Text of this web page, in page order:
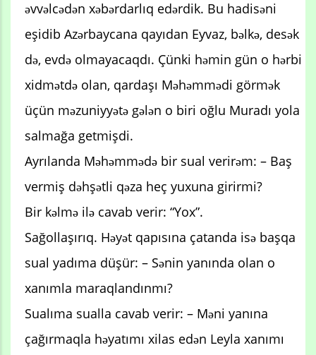
əvvəlcədən xəbərdarlıq edərdik. Bu hadisəni
eşidib Azərbaycana qayıdan Eyvaz, bəlkə, desək
də, evdə olmayacaqdı. Çünki həmin gün o hərbi
xidmətdə olan, qardaşı Məhəmmədi görmək
üçün məzuniyyətə gələn o biri oğlu Muradı yola
salmağa getmişdi.
Ayrılanda Məhəmmədə bir sual verirəm: – Baş
vermiş dəhşətli qəza heç yuxuna girirmi?
Bir kəlmə ilə cavab verir: “Yox”.
Sağollaşırıq. Həyət qapısına çatanda isə başqa
sual yadıma düşür: – Sənin yanında olan o
xanımla maraqlandınmı?
Sualıma sualla cavab verir: – Məni yanına
çağırmaqla həyatımı xilas edən Leyla xanımı